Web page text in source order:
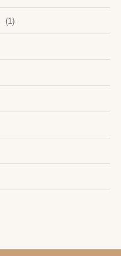
(1)